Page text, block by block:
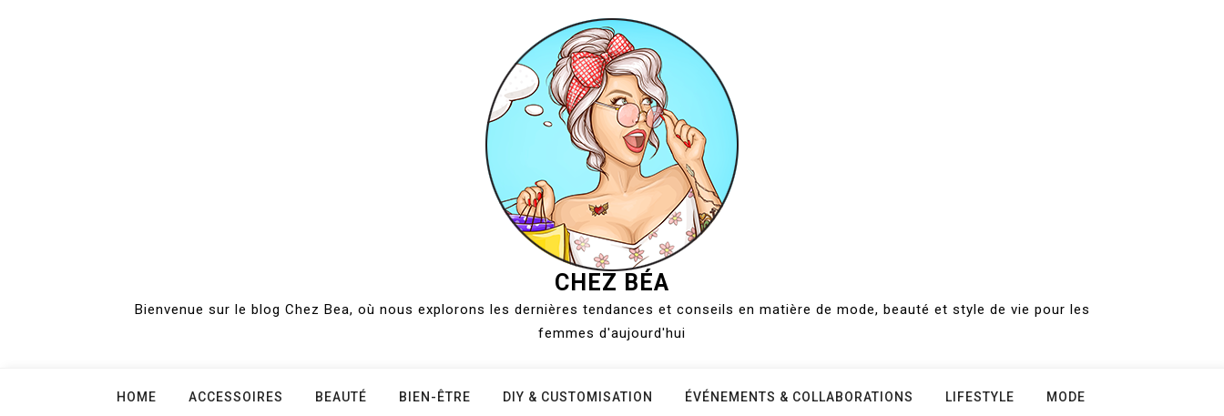
CHEZ BÉA
Bienvenue sur le blog Chez Bea, où nous explorons les dernières tendances et conseils en matière de mode, beauté et style de vie pour les
femmes d'aujourd'hui
HOME ACCESSOIRES BEAUTÉ BIEN-ÊTRE DIY & CUSTOMISATION ÉVÉNEMENTS & COLLABORATIONS LIFESTYLE MODE